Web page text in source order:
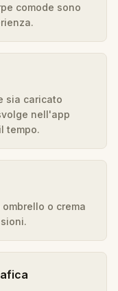
comode sono
sia caricato
nell'app
tempo.
o crema